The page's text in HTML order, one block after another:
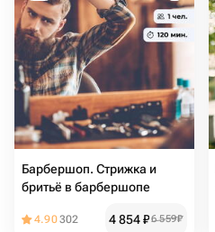
Барбершоп. Стрижка и
бритьё в барбершопе
4.90302 4 854₽6 559₽